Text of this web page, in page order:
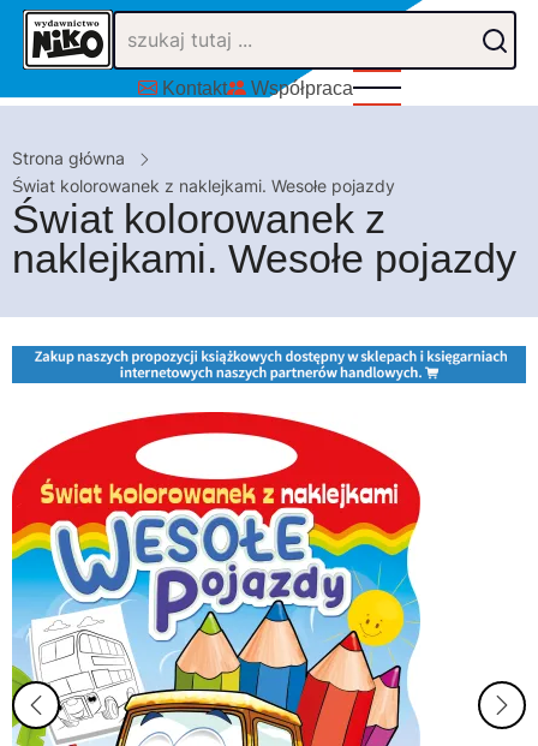
Przejdź
treści
Kontakt Współpraca
Ścieżka
nawigacyjna
Strona główna
Świat kolorowanek z naklejkami. Wesołe pojazdy
Świat kolorowanek z
naklejkami. Wesołe pojazdy